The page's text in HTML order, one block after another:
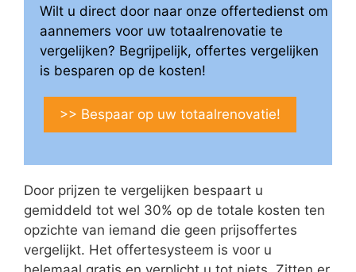
Wilt u direct door naar onze offertedienst om
aannemers voor uw totaalrenovatie te
vergelijken? Begrijpelijk, offertes vergelijken
is besparen op de kosten!
>> Bespaar op uw totaalrenovatie!
Door prijzen te vergelijken bespaart u
gemiddeld tot wel 30% op de totale kosten ten
opzichte van iemand die geen prijsoffertes
vergelijkt. Het offertesysteem is voor u